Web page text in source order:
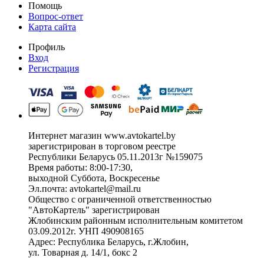
Помощь
Вопрос-ответ
Карта сайта
Профиль
Вход
Регистрация
Интернет магазин www.avtokartel.by
зарегистрирован в торговом реестре
Республики Беларусь 05.11.2013г №159075
Время работы: 8:00-17:30,
выходной Суббота, Воскресенье
Эл.почта: avtokartel@mail.ru
Общество с ограниченной ответственностью
"АвтоКартель" зарегистрирован
Жлобинским районным исполнительным комитетом
03.09.2012г. УНП 490908165
Адрес: Республика Беларусь, г.Жлобин,
ул. Товарная д. 14/1, бокс 2